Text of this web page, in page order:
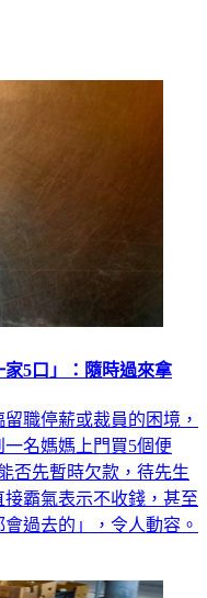
5口」：隨時過來拿
職停薪或裁員的困境，
名媽媽上門買5個便
否先暫時欠款，待先生
霸氣表示不收錢，甚至
過去的」，令人動容。